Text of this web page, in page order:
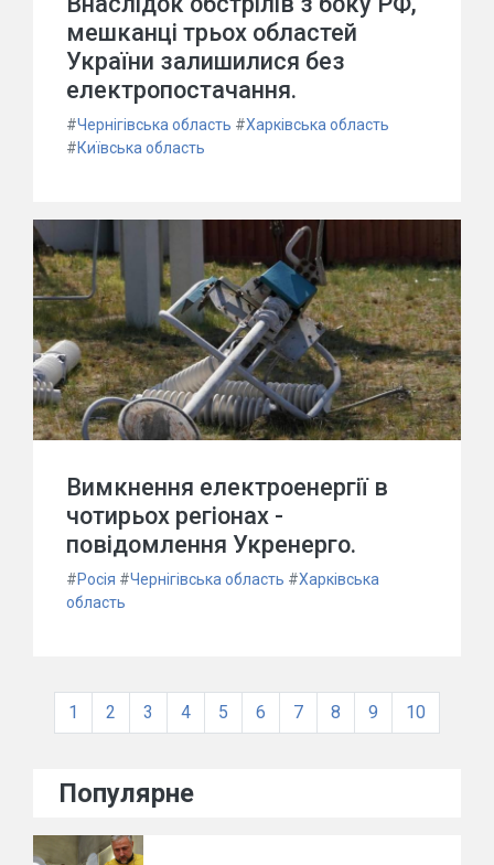
мешканці трьох областей
України залишилися без
електропостачання.
#Чернігівська область #Харківська область
#Київська область
Вимкнення електроенергії в
чотирьох регіонах -
повідомлення Укренерго.
#Росія #Чернігівська область #Харківська
область
1 2 3 4 5 6 7 8 9 10
Популярне